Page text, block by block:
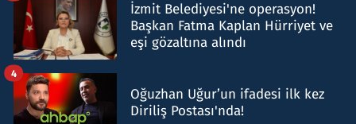
İzmit Belediyesi'ne operasyon!
Başkan Fatma Kaplan Hürriyet ve
eşi gözaltına alındı
Oğuzhan Uğur’un ifadesi ilk kez
Diriliş Postası'nda!
4